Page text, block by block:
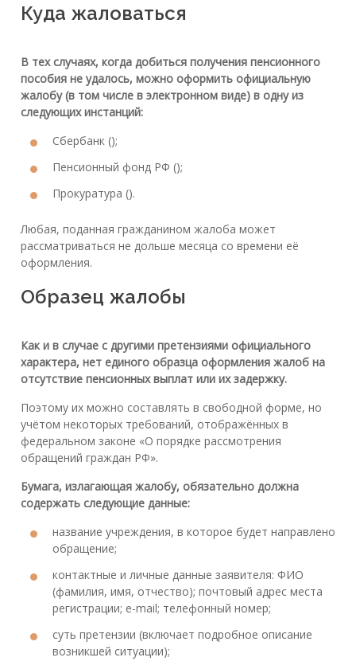
Куда жаловаться
В тех случаях, когда добиться получения пенсионного
пособия не удалось, можно оформить официальную
жалобу (в том числе в электронном виде) в одну из
следующих инстанций:
Сбербанк ();
Пенсионный фонд РФ ();
Прокуратура ().
Любая, поданная гражданином жалоба может
рассматриваться не дольше месяца со времени её
оформления.
Образец жалобы
Как и в случае с другими претензиями официального
характера, нет единого образца оформления жалоб на
отсутствие пенсионных выплат или их задержку.
Поэтому их можно составлять в свободной форме, но
учётом некоторых требований, отображённых в
федеральном законе «О порядке рассмотрения
обращений граждан РФ».
Бумага, излагающая жалобу, обязательно должна
содержать следующие данные:
название учреждения, в которое будет направлено
обращение;
контактные и личные данные заявителя: ФИО
(фамилия, имя, отчество); почтовый адрес места
регистрации; e-mail; телефонный номер;
суть претензии (включает подробное описание
возникшей ситуации);